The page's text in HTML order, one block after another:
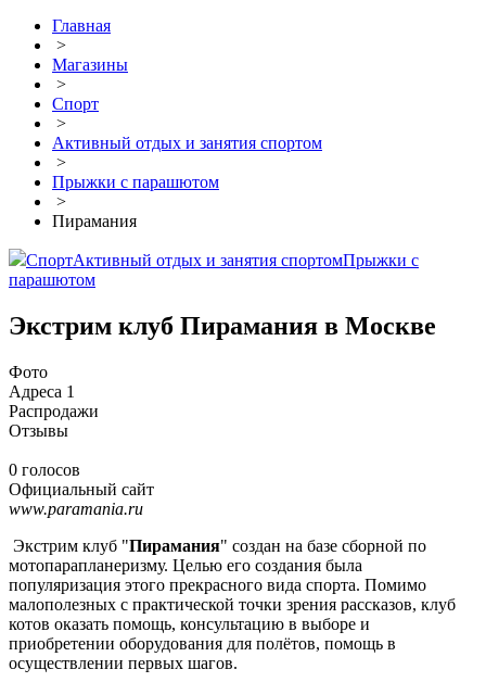
Главная
>
Магазины
>
Спорт
>
Активный отдых и занятия спортом
>
Прыжки с парашютом
>
Пирамания
СпортАктивный отдых и занятия спортомПрыжки с
парашютом
Экстрим клуб Пирамания в Москве
Фото
Адреса 1
Распродажи
Отзывы
0 голосов
Официальный сайт
www.paramania.ru
Экстрим клуб "Пирамания" создан на базе сборной по
мотопарапланеризму. Целью его создания была
популяризация этого прекрасного вида спорта. Помимо
малополезных с практической точки зрения рассказов, клуб
котов оказать помощь, консультацию в выборе и
приобретении оборудования для полётов, помощь в
осуществлении первых шагов.